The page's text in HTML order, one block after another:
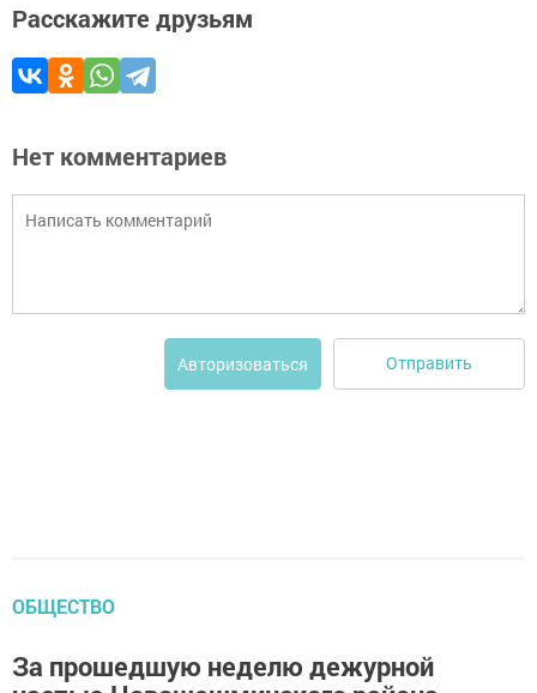
Расскажите друзьям
Нет комментариев
Авторизоваться Отправить
ОБЩЕСТВО
За прошедшую неделю дежурной